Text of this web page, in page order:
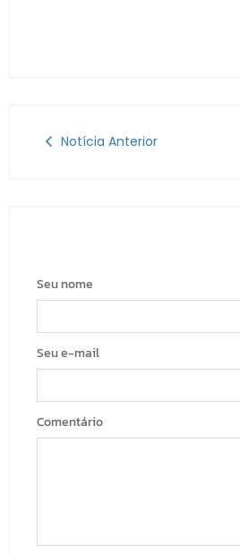
Notícia Anterior
Seu nome
Seu e-mail
Comentário